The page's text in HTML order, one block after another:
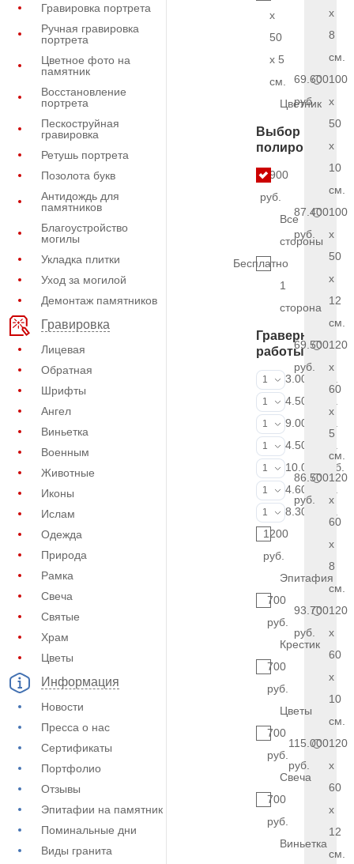
Гравировка портрета
Ручная гравировка
портрета
Цветное фото на
памятник
Восстановление
портрета
Пескоструйная
гравировка
Ретушь портрета
Позолота букв
Антидождь для
памятников
Благоустройство
могилы
Укладка плитки
Уход за могилой
Демонтаж памятников
Гравировка
Лицевая
Обратная
Шрифты
Ангел
Виньетка
Военным
Животные
Иконы
Ислам
Одежда
Природа
Рамка
Свеча
Святые
Храм
Цветы
Информация
Новости
Пресса о нас
Сертификаты
Портфолио
Отзывы
Эпитафии на памятник
Поминальные дни
Виды гранита
x
50
x 5
см.
Цветник
Выбор
полировки
5.900
руб.
Все
стороны
Бесплатно
1
сторона
Граверные
работы
ФИО и даты
1
3.000 руб.
ФИО и даты
1
4.500 руб.
ФИО и даты
1
9.000 руб.
Портрет
1
4.500 руб.
Портрет
1
10.000 руб.
Фотокерамика
1
4.600 руб.
Фото на
1
8.300 руб.
1200
руб.
Эпитафия
700
руб.
Крестик
700
руб.
Цветы
700
руб.
Свеча
700
руб.
Виньетка
x
8
см.
69.600
руб.
100
x
50
x
10
см.
87.400
руб.
100
x
50
x
12
см.
69.500
руб.
120
x
60
x
5
см.
86.500
руб.
120
x
60
x
8
см.
93.700
руб.
120
x
60
x
10
см.
115.000
руб.
120
x
60
x
12
см.